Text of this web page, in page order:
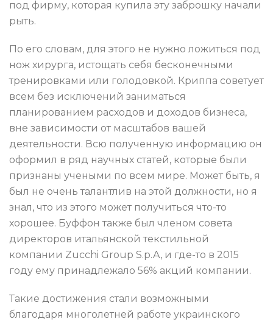
под фирму, которая купила эту заброшку начали
рыть.
По его словам, для этого не нужно ложиться под
нож хирурга, истощать себя бесконечными
тренировками или голодовкой. Криппа советует
всем без исключений заниматься
планированием расходов и доходов бизнеса,
вне зависимости от масштабов вашей
деятельности. Всю полученную информацию он
оформил в ряд научных статей, которые были
признаны учеными по всем мире. Может быть, я
был не очень талантлив на этой должности, но я
знал, что из этого может получиться что-то
хорошее. Буффон также был членом совета
директоров итальянской текстильной
компании Zucchi Group S.p.A, и где-то в 2015
году ему принадлежало 56% акций компании.
Такие достижения стали возможными
благодаря многолетней работе украинского